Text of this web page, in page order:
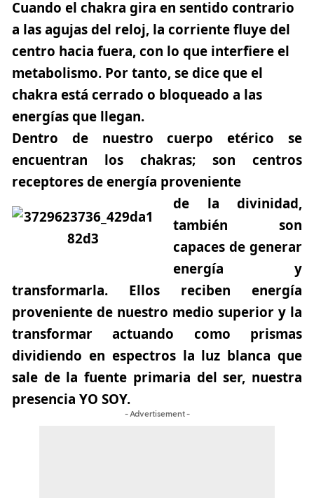
Cuando el chakra gira en sentido contrario
a las agujas del reloj, la corriente fluye del
centro hacia fuera, con lo que interfiere el
metabolismo. Por tanto, se dice que el
chakra está cerrado o bloqueado a las
energías que llegan.
Dentro de nuestro cuerpo etérico se
encuentran los chakras; son centros
receptores de energía proveniente
de la divinidad,
también son
capaces de generar
energía y
transformarla. Ellos reciben energía
proveniente de nuestro medio superior y la
transformar actuando como prismas
dividiendo en espectros la luz blanca que
sale de la fuente primaria del ser, nuestra
presencia YO SOY.
- Advertisement -